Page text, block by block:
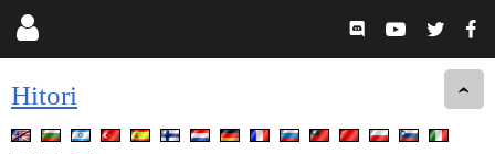
Hitori